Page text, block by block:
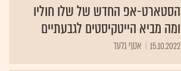
הסטארט-אפ החדש של שלו חוליו
ומה מביא הייטקיסטים לגבעתיים
15.10.2022 אסף גלעד